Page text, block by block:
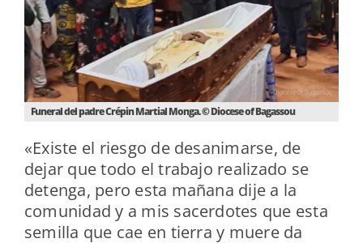
Funeral del padre Crépin Martial Monga. © Diocese of Bagassou
«Existe el riesgo de desanimarse, de
dejar que todo el trabajo realizado se
detenga, pero esta mañana dije a la
comunidad y a mis sacerdotes que esta
semilla que cae en tierra y muere da